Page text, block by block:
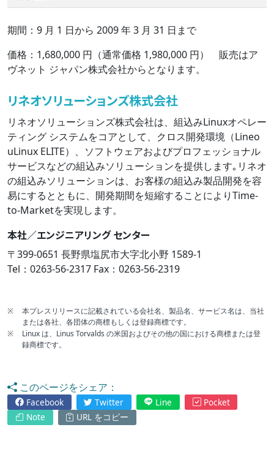
期間：9 月 1 日から 2009 年 3 月 31 日まで
価格：1,680,000 円（通常価格 1,980,000 円） 販売はア
ヴネット ジャパン株式会社からとなります。
リネオソリューションズ株式会社
リネオソリューションズ株式会社は、組込みLinuxオペレー
ティング システムをコアとして、クロス開発環境（Lineo
uLinux ELITE）、ソフトウェアおよびプロフェッショナル
サービスなどの組込みソリューションを提供します｡リネオ
の組込みソリューションは、お客様の組込み製品開発を容
易にするとともに、開発期間を短縮することによりTime-
to-Marketを実現します。
本社／エンジニアリング センター
〒399-0651 長野県塩尻市大字北小野 1589-1
Tel：0263-56-2317 Fax：0263-56-2319
※
本プレスリリースに記載されている会社名、製品名、サービス名は、当社
または各社、各団体の商標もしくは登録商標です。
※
Linux は、Linus Torvalds の米国およびその他の国における商標または登
録商標です。
このページをシェア：
Facebook Twitter Line
Pocket
Note
URL をコピー